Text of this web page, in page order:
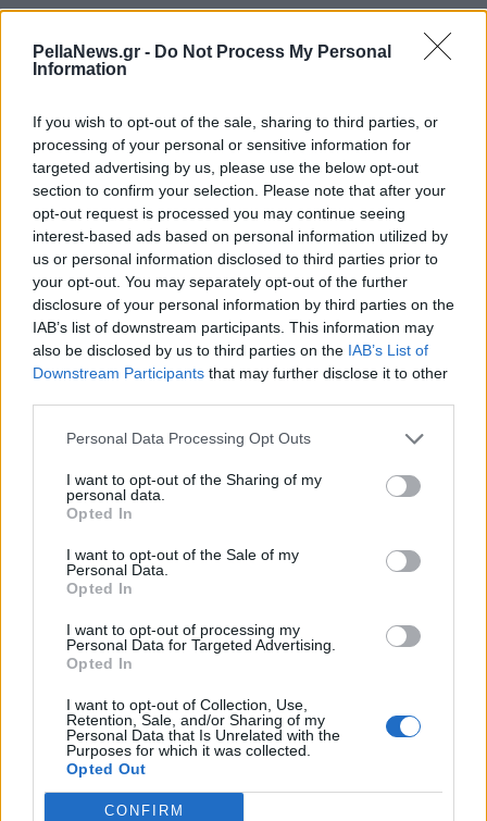
PellaNews.gr - Do Not Process My Personal
Information
If you wish to opt-out of the sale, sharing to third parties, or
processing of your personal or sensitive information for
targeted advertising by us, please use the below opt-out
section to confirm your selection. Please note that after your
opt-out request is processed you may continue seeing
interest-based ads based on personal information utilized by
us or personal information disclosed to third parties prior to
your opt-out. You may separately opt-out of the further
disclosure of your personal information by third parties on the
IAB’s list of downstream participants. This information may
also be disclosed by us to third parties on the IAB’s List of
Downstream Participants that may further disclose it to other
Personal Data Processing Opt Outs
I want to opt-out of the Sharing of my
personal data.
Opted In
I want to opt-out of the Sale of my
Personal Data.
Opted In
I want to opt-out of processing my
Personal Data for Targeted Advertising.
Opted In
I want to opt-out of Collection, Use,
Retention, Sale, and/or Sharing of my
Personal Data that Is Unrelated with the
Purposes for which it was collected.
Opted Out
CONFIRM